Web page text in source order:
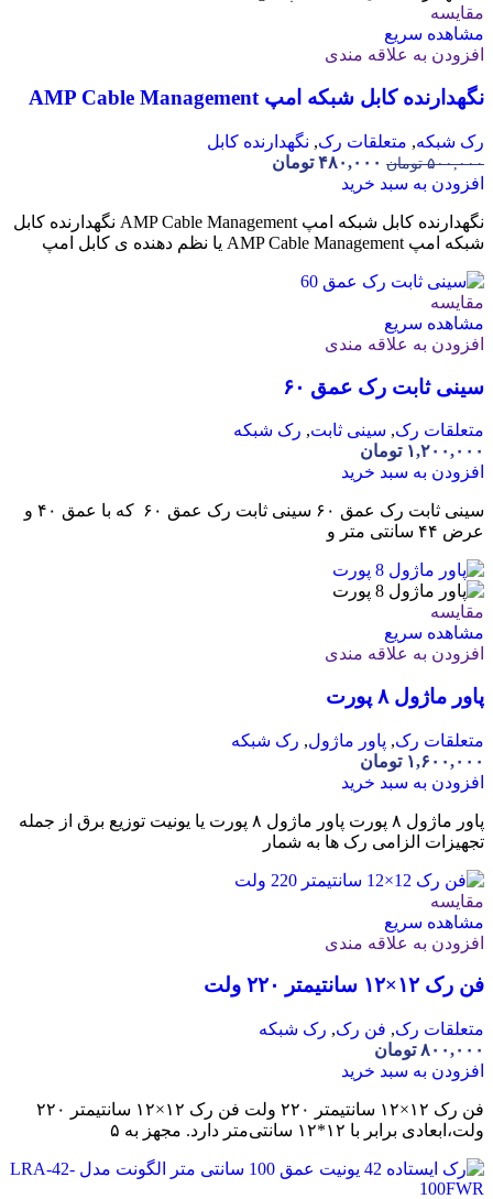
مقایسه
مشاهده سریع
افزودن به علاقه مندی
نگهدارنده کابل شبکه امپ AMP Cable Management
رک شبکه, متعلقات رک, نگهدارنده کابل
۵۰۰,۰۰۰ تومان ۴۸۰,۰۰۰ تومان
افزودن به سبد خرید
نگهدارنده کابل شبکه امپ AMP Cable Management نگهدارنده کابل
شبکه امپ AMP Cable Management یا نظم دهنده ی کابل امپ
مقایسه
مشاهده سریع
افزودن به علاقه مندی
سینی ثابت رک عمق ۶۰
متعلقات رک, سینی ثابت, رک شبکه
۱,۲۰۰,۰۰۰ تومان
افزودن به سبد خرید
سینی ثابت رک عمق ۶۰ سینی ثابت رک عمق ۶۰ که با عمق ۴۰ و
عرض ۴۴ سانتی متر و
مقایسه
مشاهده سریع
افزودن به علاقه مندی
پاور ماژول ۸ پورت
متعلقات رک, پاور ماژول, رک شبکه
۱,۶۰۰,۰۰۰ تومان
افزودن به سبد خرید
پاور ماژول ۸ پورت پاور ماژول ۸ پورت یا یونیت توزیع برق از جمله
تجهیزات الزامی رک ها به شمار
مقایسه
مشاهده سریع
افزودن به علاقه مندی
فن رک ۱۲×۱۲ سانتیمتر ۲۲۰ ولت
متعلقات رک, فن رک, رک شبکه
۸۰۰,۰۰۰ تومان
افزودن به سبد خرید
فن رک ۱۲×۱۲ سانتیمتر ۲۲۰ ولت فن رک ۱۲×۱۲ سانتیمتر ۲۲۰
ولت،ابعادی برابر با ۱۲*۱۲ سانتی‌متر دارد. مجهز به ۵